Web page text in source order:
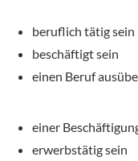
beruflich tätig sein
beschäftigt sein
einen Beruf
einer
erwerbstätig sein